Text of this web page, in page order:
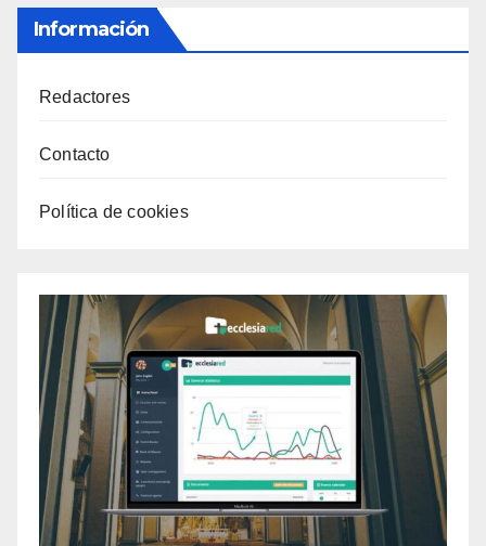
Información
Redactores
Contacto
Política de cookies